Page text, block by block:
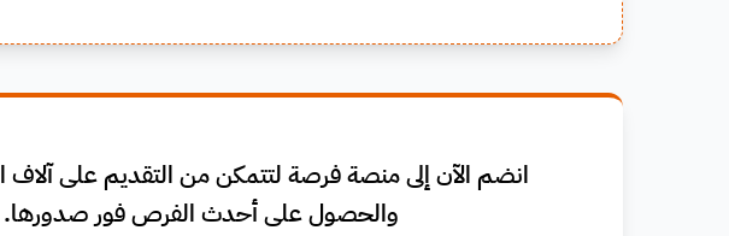
انضم الآن إلى منصة فرصة لتتمكن من التقديم على آلاف
والحصول على أحدث الفرص فور صدورها.